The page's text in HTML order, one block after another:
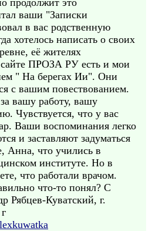
продолжит это
ваши "Записки
в вас родственную
хотелось написать о своих
её жителях
сайте ПРОЗА РУ есть и мои
" На берегах Ии". Они
с вашим повествованием.
вашу работу, вашу
Чувствуется, что у вас
Ваши воспоминания легко
и заставляют задуматься
что учились в
институте. Но в
что работали врачом.
что-то понял? С
Рябцев-Куватский, г.